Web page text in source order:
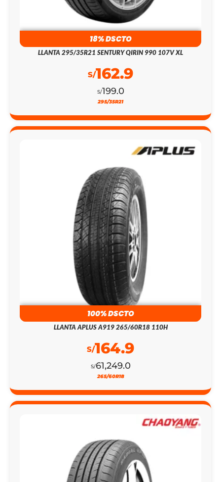
18% DSCTO
LLANTA 295/35R21 SENTURY QIRIN 990 107V XL
S/199.0
S/162.9
295/35R21
100% DSCTO
LLANTA APLUS A919 265/60R18 110H
S/61,249.0
S/164.9
265/60R18